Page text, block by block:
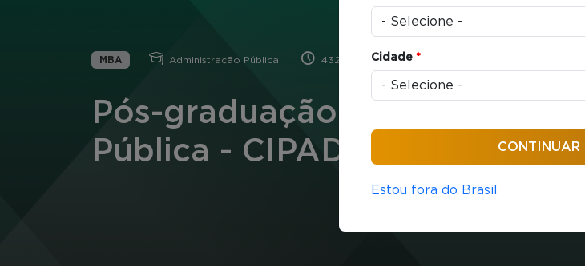
MBA Administração Pública 432 horas / aula
Pós-graduação em
Pública - CIPAD
Cidade *
Estou fora do Brasil